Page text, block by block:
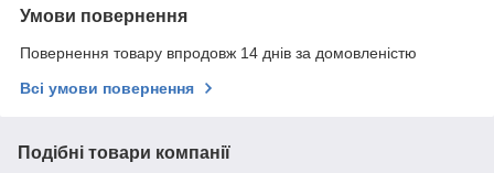
Умови повернення
Повернення товару впродовж 14 днів за домовленістю
Всі умови повернення
Подібні товари компанії